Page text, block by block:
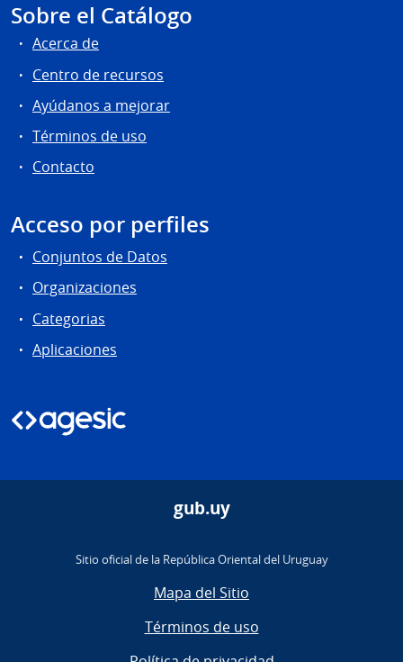
Sobre el Catálogo
Acerca de
Centro de recursos
Ayúdanos a mejorar
Términos de uso
Contacto
Acceso por perfiles
Conjuntos de Datos
Organizaciones
Categorias
Aplicaciones
gub.uy
Sitio oficial de la República Oriental del Uruguay
Mapa del Sitio
Términos de uso